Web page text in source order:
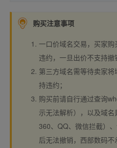
购买注意事项
一口价域名交易，买家
违约，一旦出价不支持撤
第三方域名需等待卖家
持违约；
购买前请自行通过查询
示无法解析），以及域
360、QQ、微信拦截）
后无法撤销，西部数码不